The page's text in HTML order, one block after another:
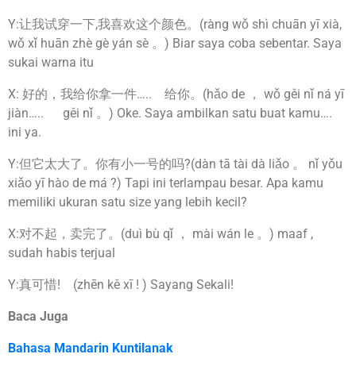
Y:让我试穿一下,我喜欢这个颜色。(ràng wǒ shì chuān yī xià,
wǒ xǐ huān zhè gè yán sè 。) Biar saya coba sebentar. Saya
sukai warna itu
X: 好的，我给你拿一件….. 给你。(hǎo de ， wǒ gěi nǐ ná yī
jiàn….. gěi nǐ 。) Oke. Saya ambilkan satu buat kamu….
ini ya.
Y:但它太大了。你有小一号的吗?(dàn tā tài dà liǎo 。 nǐ yǒu
xiǎo yī hào de má ?) Tapi ini terlampau besar. Apa kamu
memiliki ukuran satu size yang lebih kecil?
X:对不起，卖完了。(duì bù qǐ ， mài wán le 。) maaf ,
sudah habis terjual
Y:真可惜! (zhēn kě xī ! ) Sayang Sekali!
Baca Juga
Bahasa Mandarin Kuntilanak